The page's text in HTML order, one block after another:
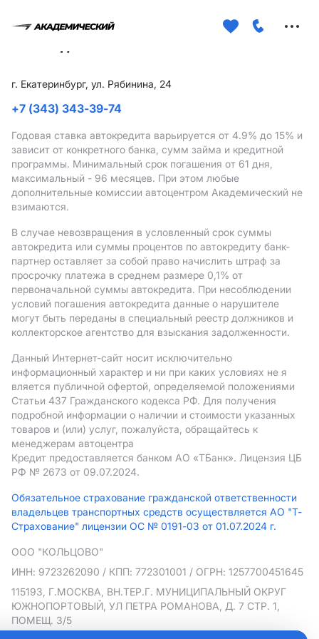
г. Екатеринбург, ул. Рябинина, 24
+7 (343) 343-39-74
Годовая ставка автокредита варьируется от 4.9% до 15% и
зависит от конкретного банка, сумм займа и кредитной
программы. Минимальный срок погашения от 61 дня,
максимальный - 96 месяцев. При этом любые
дополнительные комиссии автоцентром Академический не
взимаются.
В случае невозвращения в условленный срок суммы
автокредита или суммы процентов по автокредиту банк-
партнер оставляет за собой право начислить штраф за
просрочку платежа в среднем размере 0,1% от
первоначальной суммы автокредита. При несоблюдении
условий погашения автокредита данные о нарушителе
могут быть переданы в специальный реестр должников и
коллекторское агентство для взыскания задолженности.
Данный Интернет-сайт носит исключительно
информационный характер и ни при каких условиях не я
вляется публичной офертой, определяемой положениями
Статьи 437 Гражданского кодекса РФ. Для получения
подробной информации о наличии и стоимости указанных
товаров и (или) услуг, пожалуйста, обращайтесь к
менеджерам автоцентра
Кредит предоставляется банком АO «ТБанк». Лицензия ЦБ
РФ № 2673 от 09.07.2024.
Обязательное страхование гражданской ответственности
владельцев транспортных средств осуществляется АО "Т-
Страхование" лицензии ОС № 0191-03 от 01.07.2024 г.
ООО "КОЛЬЦОВО"
ИНН: 9723262090 / КПП: 772301001 / ОГРН: 1257700451645
115193, Г.МОСКВА, ВН.ТЕР.Г. МУНИЦИПАЛЬНЫЙ ОКРУГ
ЮЖНОПОРТОВЫЙ, УЛ ПЕТРА РОМАНОВА, Д. 7 СТР. 1,
ПОМЕЩ. 3/5